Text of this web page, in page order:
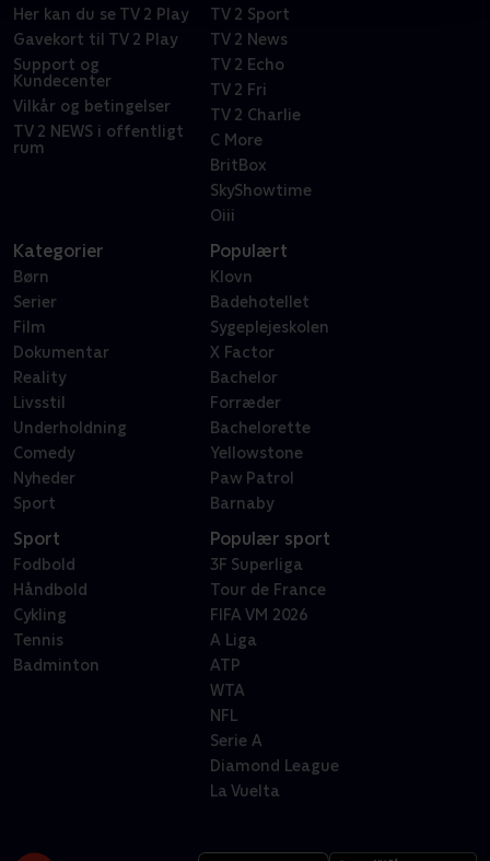
Her kan du se TV 2 Play
Gavekort til TV 2 Play
Support og
Kundecenter
Vilkår og betingelser
TV 2 NEWS i offentligt
rum
TV 2 Sport
TV 2 News
TV 2 Echo
TV 2 Fri
TV 2 Charlie
C More
BritBox
SkyShowtime
Oiii
Kategorier
Børn
Serier
Film
Dokumentar
Reality
Livsstil
Underholdning
Comedy
Nyheder
Sport
Populært
Klovn
Badehotellet
Sygeplejeskolen
X Factor
Bachelor
Forræder
Bachelorette
Yellowstone
Paw Patrol
Barnaby
Sport
Fodbold
Håndbold
Cykling
Tennis
Badminton
Populær sport
3F Superliga
Tour de France
FIFA VM 2026
A Liga
ATP
WTA
NFL
Serie A
Diamond League
La Vuelta